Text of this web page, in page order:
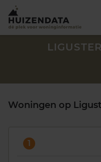
Woningen op
1